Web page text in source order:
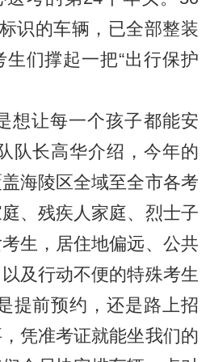
识的车辆，已全部整装
们撑起一把“出行保护
想让每一个孩子都能安
队长高华介绍，今年的
海陵区全域至全市各考
、残疾人家庭、烈士子
生，居住地偏远、公共
及行动不便的特殊考生
提前预约，还是路上招
凭准考证就能坐我们的